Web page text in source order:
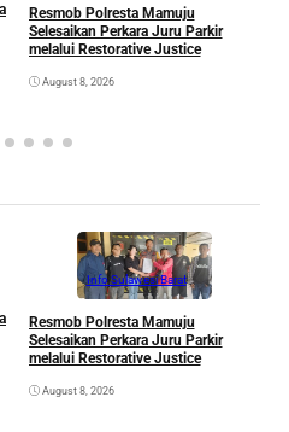
Resmob Polresta Mamuju
Selesaikan Perkara Juru Parkir
melalui Restorative Justice
August 8, 2026
Info Sulawesi Barat
Resmob Polresta Mamuju
Selesaikan Perkara Juru Parkir
melalui Restorative Justice
August 8, 2026